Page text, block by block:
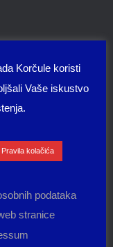
Korčule koristi
Vaše iskustvo
Pravila kolačića
podataka
stranice